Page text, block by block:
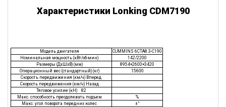
Характеристики Lonking CDM7190
Модель двигателя
CUMMINS 6CTA8.3-C190
Номинальная мощность (кВт/об-мин)
142/2200
Размеры (ДхШхВ) (мм)
8954×2600×3420
Операционный вес (стандартный) (кг)
15600
Скорость передвижения (км/ч) Вперед
Скорость передвижения (км/ч) Назад
Тяговое усилие (кН) 82
Макс. способность преодолевать подъем
%
Макс. угол поворота передних колес
±°